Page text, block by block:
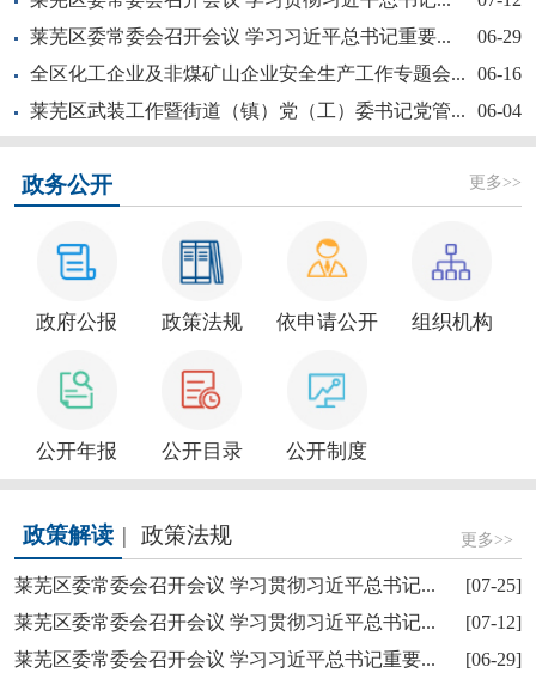
新大众文艺全民秀 | 莱芜区“活悦莱芜”文艺...
莱芜区政协“深耕红色文化讲好莱芜故事”商量活...
【奋斗赋未莱·访埂记】莱芜区雪野街道大罗圈村...
莱芜区委常委会召开会议 学习习近平总书记重要...
06-29
全区化工企业及非煤矿山企业安全生产工作专题会...
06-16
莱芜区武装工作暨街道（镇）党（工）委书记党管...
06-04
政务公开 更多>>
政府公报 政策法规 依申请公开 组织机构
公开年报 公开目录 公开制度
政策解读 | 政策法规 更多>>
莱芜区委常委会召开会议 学习贯彻习近平总书记...
[07-25]
莱芜区委常委会召开会议 学习贯彻习近平总书记...
[07-12]
莱芜区委常委会召开会议 学习习近平总书记重要...
[06-29]